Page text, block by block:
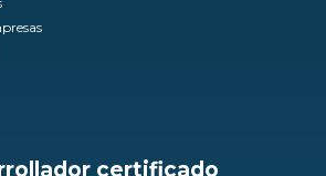
certificado